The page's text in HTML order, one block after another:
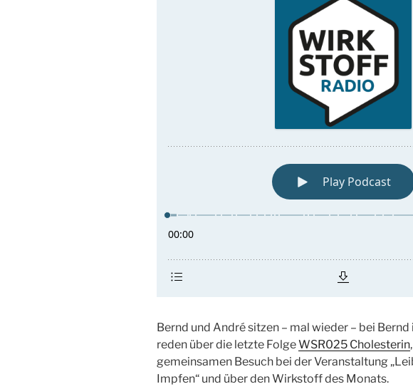
Bernd und André sitzen – mal wieder – bei
reden über die letzte FolgeWSR025 Cholesterin
gemeinsamen Besuch bei der Veranstaltung
Impfen“ und über den Wirkstoff des Monats.